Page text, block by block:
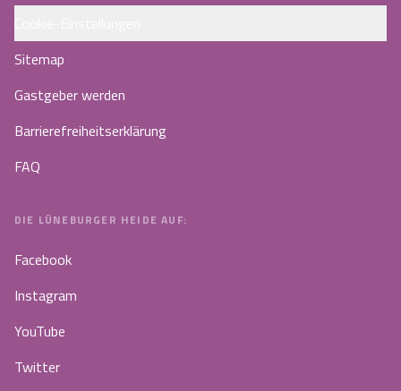
Sitemap
Gastgeber werden
Barrierefreiheitserklärung
FAQ
DIE LÜNEBURGER HEIDE AUF:
Facebook
Instagram
YouTube
Twitter